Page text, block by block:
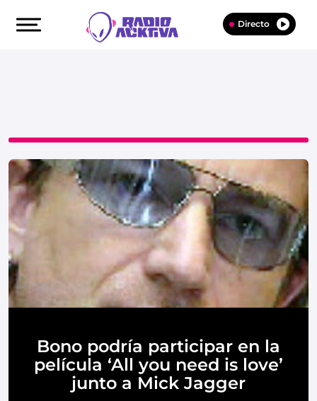
Directo
Bono podría participar en la
película ‘All you need is love’
junto a Mick Jagger